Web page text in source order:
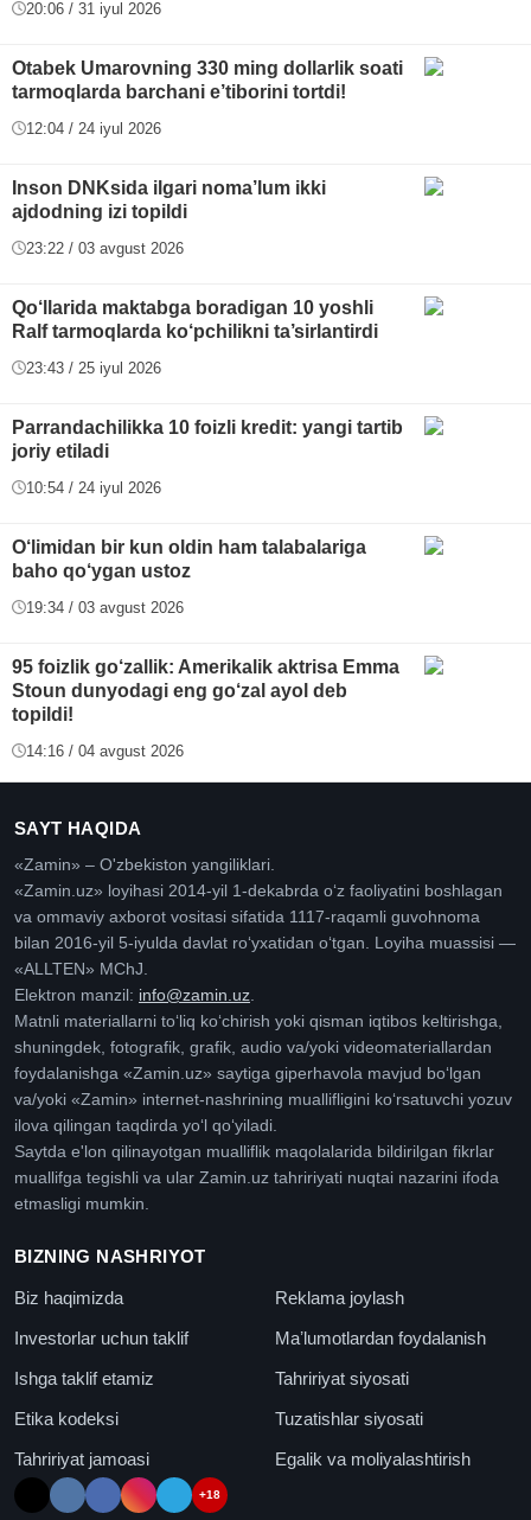
20:06 / 31 iyul 2026
Otabek Umarovning 330 ming dollarlik soati
tarmoqlarda barchani e’tiborini tortdi!
12:04 / 24 iyul 2026
Inson DNKsida ilgari noma’lum ikki
ajdodning izi topildi
23:22 / 03 avgust 2026
Qo‘llarida maktabga boradigan 10 yoshli
Ralf tarmoqlarda ko‘pchilikni ta’sirlantirdi
23:43 / 25 iyul 2026
Parrandachilikka 10 foizli kredit: yangi tartib
joriy etiladi
10:54 / 24 iyul 2026
O‘limidan bir kun oldin ham talabalariga
baho qo‘ygan ustoz
19:34 / 03 avgust 2026
95 foizlik go‘zallik: Amerikalik aktrisa Emma
Stoun dunyodagi eng go‘zal ayol deb
topildi!
14:16 / 04 avgust 2026
SAYT HAQIDA
«Zamin» – O'zbekiston yangiliklari.
«Zamin.uz» loyihasi 2014-yil 1-dekabrda oʻz faoliyatini boshlagan
va ommaviy axborot vositasi sifatida 1117-raqamli guvohnoma
bilan 2016-yil 5-iyulda davlat roʻyxatidan oʻtgan. Loyiha muassisi —
«ALLTEN» MChJ.
Elektron manzil: info@zamin.uz
Matnli materiallarni toʻliq koʻchirish yoki qisman iqtibos keltirishga,
shuningdek, fotografik, grafik, audio va/yoki videomateriallardan
foydalanishga «Zamin.uz» saytiga giperhavola mavjud boʻlgan
va/yoki «Zamin» internet-nashrining muallifligini koʻrsatuvchi yozuv
ilova qilingan taqdirda yoʻl qoʻyiladi.
Saytda e'lon qilinayotgan mualliflik maqolalarida bildirilgan fikrlar
muallifga tegishli va ular Zamin.uz tahririyati nuqtai nazarini ifoda
etmasligi mumkin.
BIZNING NASHRIYOT
Biz haqimizda
Reklama joylash
Investorlar uchun taklif
Maʼlumotlardan foydalanish
Ishga taklif etamiz
Tahririyat siyosati
Etika kodeksi
Tuzatishlar siyosati
Tahririyat jamoasi
Egalik va moliyalashtirish
+18